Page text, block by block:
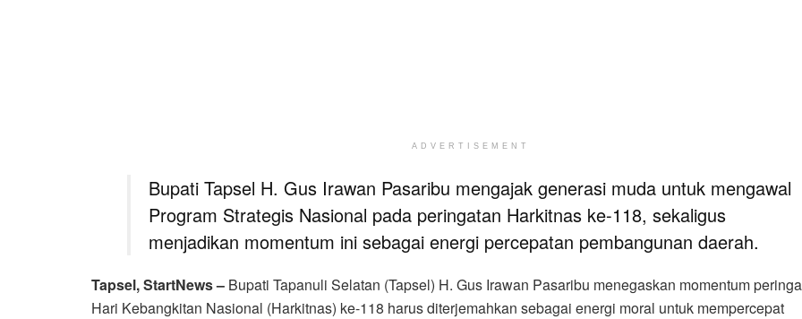
ADVERTISEMENT
Bupati Tapsel H. Gus Irawan Pasaribu mengajak generasi muda untuk mengawal
Program Strategis Nasional pada peringatan Harkitnas ke-118, sekaligus
menjadikan momentum ini sebagai energi percepatan pembangunan daerah.
Tapsel, StartNews – Bupati Tapanuli Selatan (Tapsel) H. Gus Irawan Pasaribu menegaskan momentum
Hari Kebangkitan Nasional (Harkitnas) ke-118 harus diterjemahkan sebagai energi moral untuk mempercepat